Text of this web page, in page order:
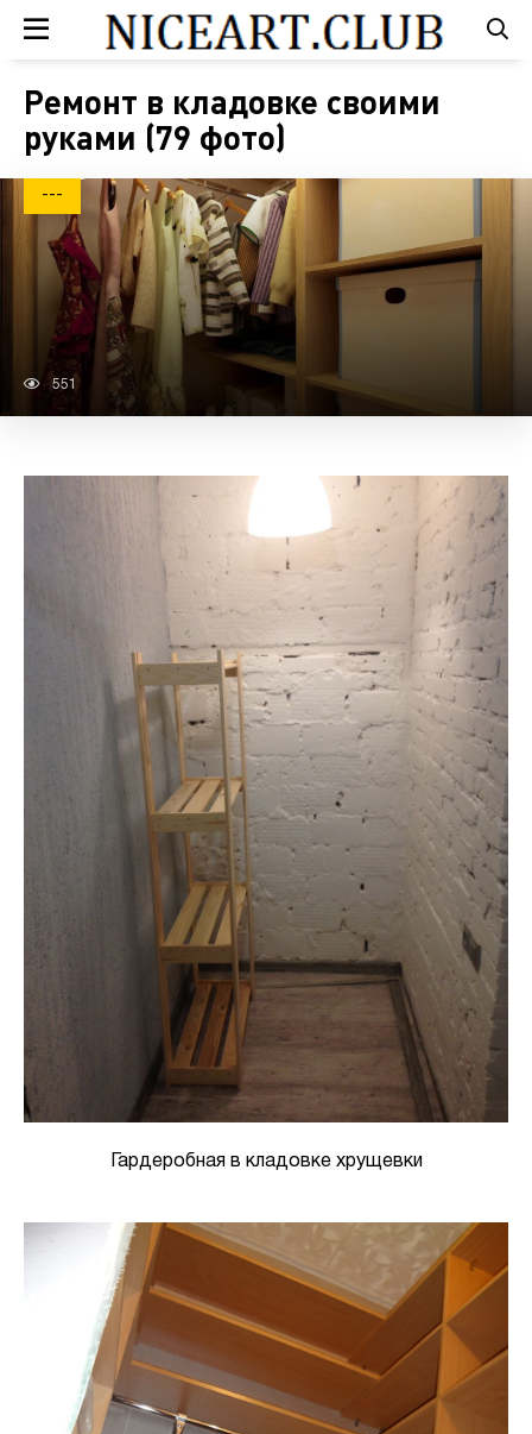
Ремонт в кладовке своими
руками (79 фото)
---
551
Гардеробная в кладовке хрущевки